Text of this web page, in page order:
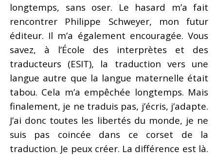
longtemps, sans oser. Le hasard m’a fait
rencontrer Philippe Schweyer, mon futur
éditeur. Il m’a également encouragée. Vous
savez, à l’École des interprètes et des
traducteurs (ESIT), la traduction vers une
langue autre que la langue maternelle était
tabou. Cela m’a empêchée longtemps. Mais
finalement, je ne traduis pas, j’écris, j’adapte.
J’ai donc toutes les libertés du monde, je ne
suis pas coincée dans ce corset de la
traduction. Je peux créer. La différence est là.